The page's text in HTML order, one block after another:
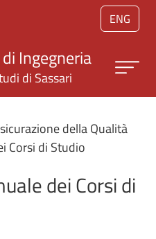
Salta al contenuto principale
ENG
Ingegneria
di Sassari
della Qualità
Corsi di Studio
dei Corsi di